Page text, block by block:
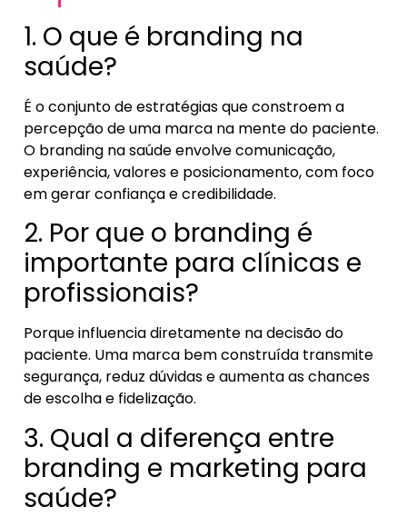
1. O que é branding na
saúde?
É o conjunto de estratégias que constroem a
percepção de uma marca na mente do paciente.
O branding na saúde envolve comunicação,
experiência, valores e posicionamento, com foco
em gerar confiança e credibilidade.
2. Por que o branding é
importante para clínicas e
profissionais?
Porque influencia diretamente na decisão do
paciente. Uma marca bem construída transmite
segurança, reduz dúvidas e aumenta as chances
de escolha e fidelização.
3. Qual a diferença entre
branding e marketing para
saúde?